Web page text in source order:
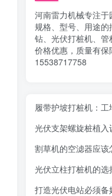
河南雷力机械专注
规格、型号、用途
钻、光伏打桩机、
价格优惠，质量有保
15538717758
履带护坡打桩机：工
割草机的空滤器应该
光伏立柱打桩机的
打造光伏电站必须